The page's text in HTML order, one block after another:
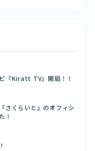
『Kiratt TV』開局！！
さくらいと』のオフィシ
！